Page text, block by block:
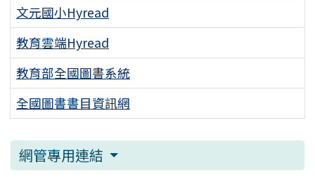
文元國小Hyread
教育雲端Hyread
教育部全國圖書系統
全國圖書書目資訊網
網管專用連結